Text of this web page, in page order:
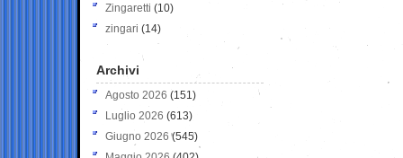
Zingaretti (10)
zingari (14)
Archivi
Agosto 2026 (151)
Luglio 2026 (613)
Giugno 2026 (545)